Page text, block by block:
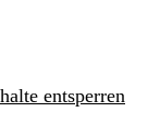
entsperren